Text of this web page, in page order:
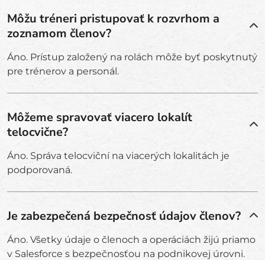
Môžu tréneri pristupovať k rozvrhom a
zoznamom členov?
Áno. Prístup založený na rolách môže byť poskytnutý
pre trénerov a personál.
Môžeme spravovať viacero lokalít
telocvične?
Áno. Správa telocviční na viacerých lokalitách je
podporovaná.
Je zabezpečená bezpečnosť údajov členov?
Áno. Všetky údaje o členoch a operáciách žijú priamo
v Salesforce s bezpečnosťou na podnikovej úrovni.